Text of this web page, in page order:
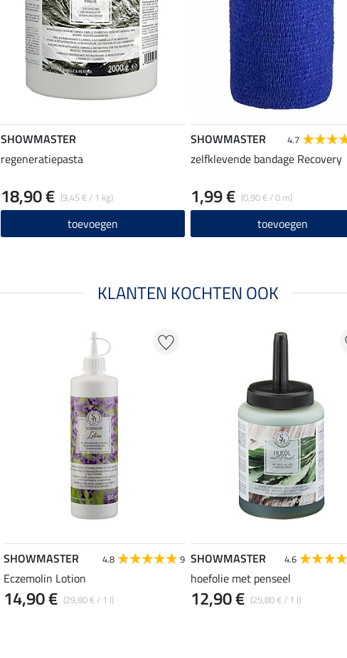
SHOWMASTER
regeneratiepasta
(9,45 € / 1 kg)
18,90 €
toevoegen
SHOWMASTER 4.7
zelfklevende bandage Recovery
(0,90 € / 0 m)
1,99 €
toevoegen
KLANTEN KOCHTEN OOK
SHOWMASTER 4.8 9
Eczemolin Lotion
(29,80 € / 1 l)
14,90 €
SHOWMASTER 4.6
hoefolie met penseel
(25,80 € / 1 l)
12,90 €